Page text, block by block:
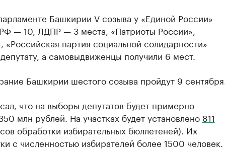
Башкирии V созыва у «Единой России»
— 10, ЛДПР — 3 места, «Патриоты России»,
«Российская партия социальной солидарности»
а самовыдвиженцы получили 6 мест.
Башкирии шестого созыва пройдут 9 сентября.
, что на выборы депутатов будет примерно
млн рублей. На участках будет установлено 811
обработки избирательных бюллетеней). Их
с численностью избирателей более 1500 человек.